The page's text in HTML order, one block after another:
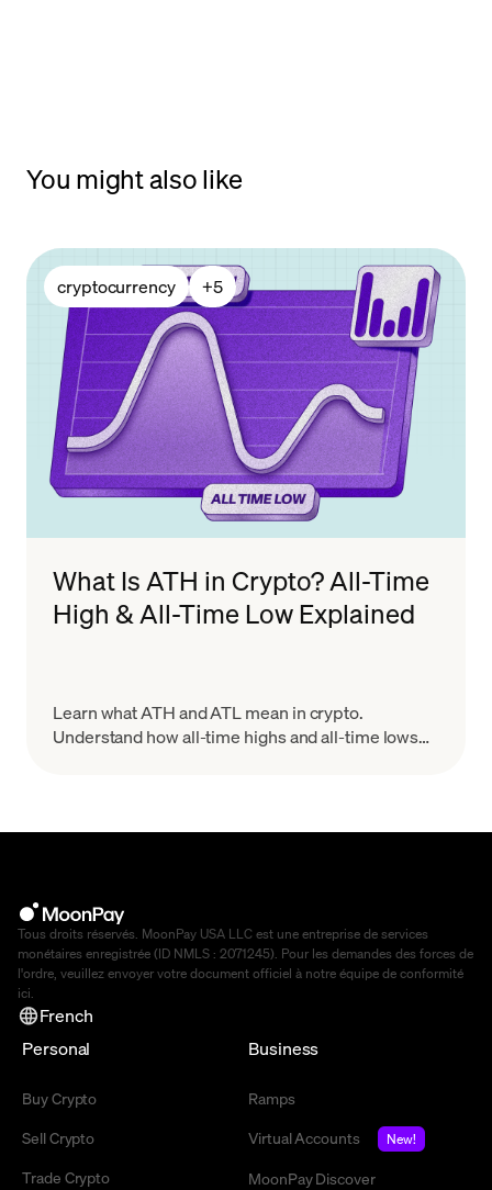
You might also like
cryptocurrency +5
What Is ATH in Crypto? All-Time
High & All-Time Low Explained
Learn what ATH and ATL mean in crypto.
Understand how all-time highs and all-time lows
Tous droits réservés. MoonPay USA LLC est une entreprise de services
monétaires enregistrée (ID NMLS : 2071245). Pour les demandes des forces de
l'ordre, veuillez envoyer votre document officiel à notre équipe de conformité
ici.
French
Personal
Buy Crypto
Sell Crypto
Trade Crypto
Business
Ramps
Virtual Accounts
New!
MoonPay Discover